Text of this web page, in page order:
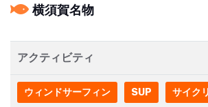
横須賀名物
アクティビティ
ウィンドサーフィン SUP サイク